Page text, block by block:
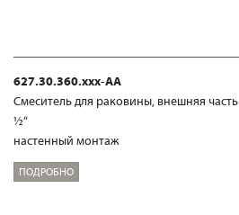
627.30.360.xxx-AA
Смеситель для раковины, внешняя часть
½“
настенный монтаж
ПОДРОБНО